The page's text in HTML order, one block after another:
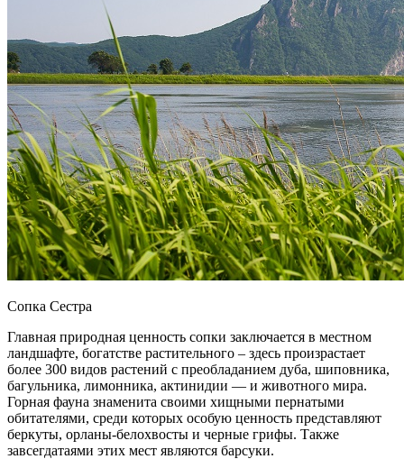
Сопка Сестра
Главная природная ценность сопки заключается в местном
ландшафте, богатстве растительного – здесь произрастает
более 300 видов растений с преобладанием дуба, шиповника,
багульника, лимонника, актинидии — и животного мира.
Горная фауна знаменита своими хищными пернатыми
обитателями, среди которых особую ценность представляют
беркуты, орланы-белохвосты и черные грифы. Также
завсегдатаями этих мест являются барсуки.